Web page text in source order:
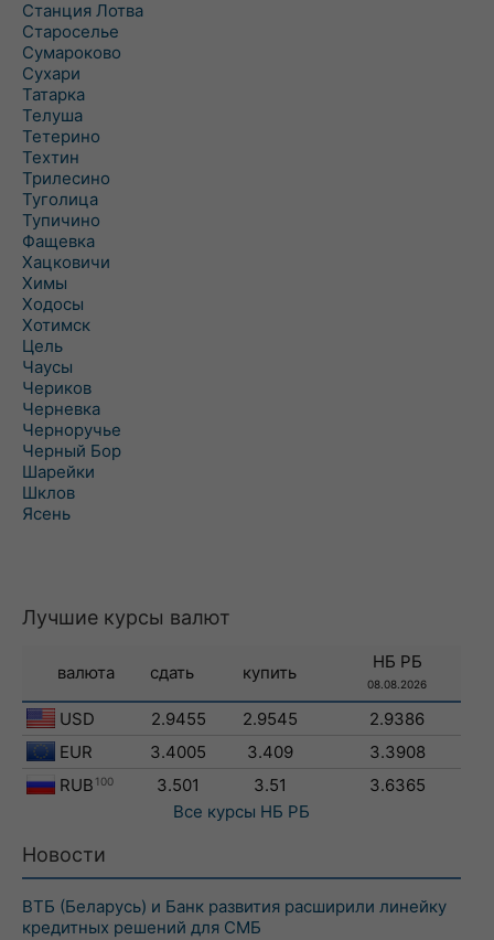
Станция Лотва
Староселье
Сумароково
Сухари
Татарка
Телуша
Тетерино
Техтин
Трилесино
Туголица
Тупичино
Фащевка
Хацковичи
Химы
Ходосы
Хотимск
Цель
Чаусы
Чериков
Черневка
Черноручье
Черный Бор
Шарейки
Шклов
Ясень
Лучшие курсы валют
валюта сдать купить
НБ РБ
08.08.2026
USD 2.9455 2.9545
2.9386
EUR
3.4005 3.409
3.3908
RUB 100 3.501 3.51
3.6365
Все курсы НБ РБ
Новости
ВТБ (Беларусь) и Банк развития расширили линейку
кредитных решений для СМБ